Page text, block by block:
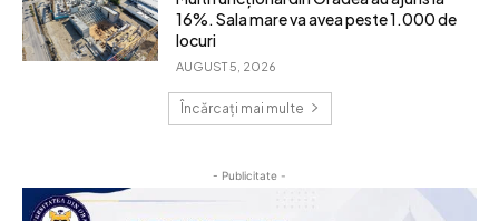
16%. Sala mare va avea peste 1.000 de
locuri
AUGUST 5, 2026
Încărcați mai multe
- Publicitate -